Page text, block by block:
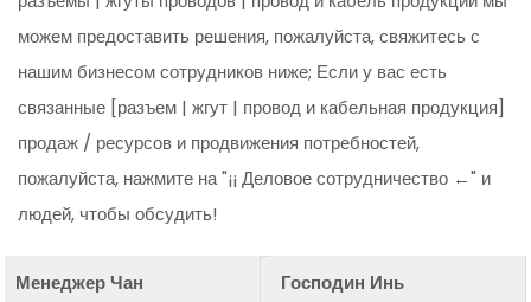
можем предоставить решения, пожалуйста, свяжитесь с
нашим бизнесом сотрудников ниже; Если у вас есть
связанные [разъем | жгут | провод и кабельная продукция]
продаж / ресурсов и продвижения потребностей,
пожалуйста, нажмите на "¡¡ Деловое сотрудничество ←" и
людей, чтобы обсудить!
Менеджер Чан
Господин Инь